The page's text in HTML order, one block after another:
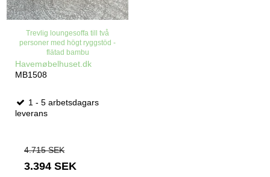
Trevlig loungesoffa till två
personer med högt ryggstöd -
flätad bambu
Havemøbelhuset.dk
MB1508
1 - 5 arbetsdagars
leverans
4.715 SEK
3.394 SEK